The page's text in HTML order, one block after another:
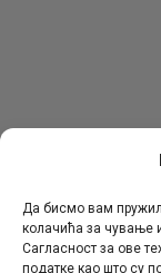
Да бисмо вам
колачића за чување
Сагласност за ове
податке као што су